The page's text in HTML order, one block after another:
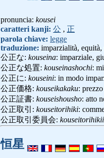
pronuncia: kousei
caratteri kanji: 公 , 正
parola chiave: legge
traduzione: imparzialità, equità,
公正な: kouseina: imparziale,
公正な処置: kouseinashochi:
公正に: kouseini: in modo
公正価格: kouseikakaku:
公正証書: kouseishousho: atto
公正取引: kouseitorihiki:
公正取引委員会:
恒星